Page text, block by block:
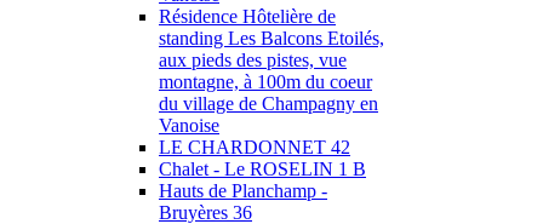
Résidence Hôtelière de
standing Les Balcons Etoilés,
aux pieds des pistes, vue
montagne, à 100m du coeur
du village de Champagny en
Vanoise
LE CHARDONNET 42
Chalet - Le ROSELIN 1 B
Hauts de Planchamp -
Bruyères 36